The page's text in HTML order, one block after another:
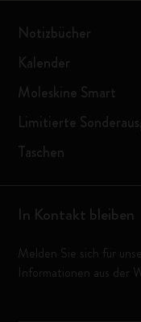
Notizbücher
Kalender
Moleskine Smart
Limitierte
Taschen
In Kontakt bleiben
Melden Sie sich für
Informationen aus der